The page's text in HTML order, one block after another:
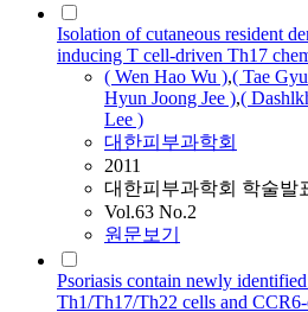
Isolation of cutaneous resident
inducing T cell-driven Th17
( Wen Hao Wu ),( Tae
Hyun Joong Jee ),(
Lee )
대한피부과학회
2011
대한피부과학회 학술발
Vol.63 No.2
원문보기
Psoriasis contain newly
Th1/Th17/Th22 cells and